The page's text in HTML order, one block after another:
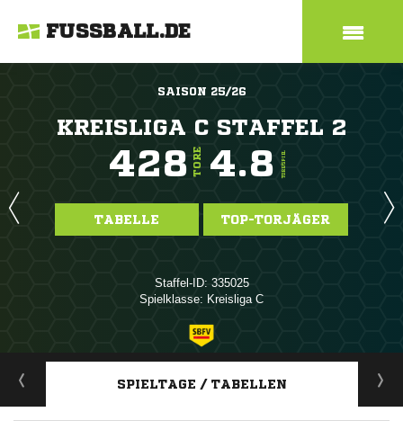
FUSSBALL.DE
SAISON 25/26
KREISLIGA C STAFFEL 2
428 TORE 4.8 TORE/SPIEL
TABELLE TOP-TORJÄGER
Staffel-ID: 335025
Spielklasse: Kreisliga C
ANZEIGE
SPIELTAGE / TABELLEN